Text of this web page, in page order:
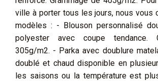
ville à porter tous les jours, nous vous
modèles : - Blouson personnalisé
polyester avec coupe tendance.
305g/m2. - Parka avec doublure
doublé et chaud disponible en
les saisons ou la température est